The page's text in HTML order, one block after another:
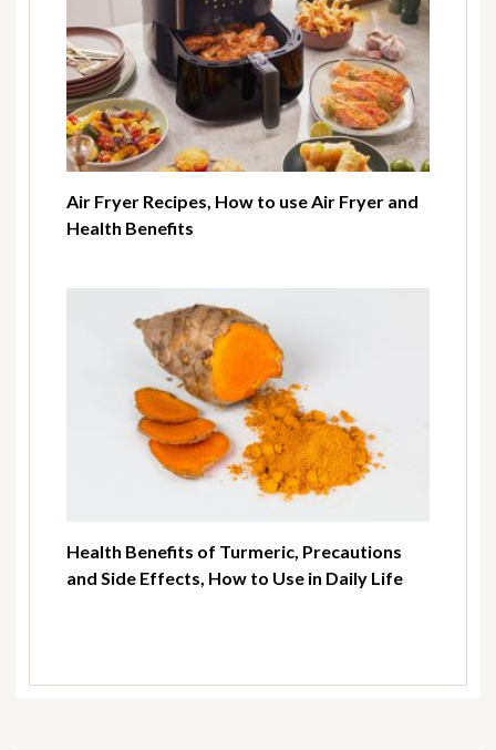
Air Fryer Recipes, How to use Air Fryer and
Health Benefits
Health Benefits of Turmeric, Precautions
and Side Effects, How to Use in Daily Life